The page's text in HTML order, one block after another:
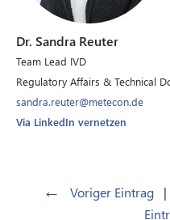
Dr. Sandra Reuter
Team Lead IVD
Regulatory Affairs & Technical
sandra.reuter@metecon.de
Via LinkedIn vernetzen
← Voriger Eintrag |